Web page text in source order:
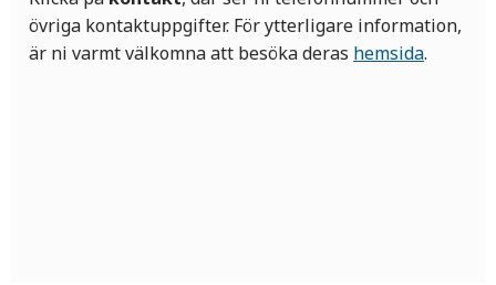
övriga kontaktuppgifter. För ytterligare information,
är ni varmt välkomna att besöka deras hemsida.